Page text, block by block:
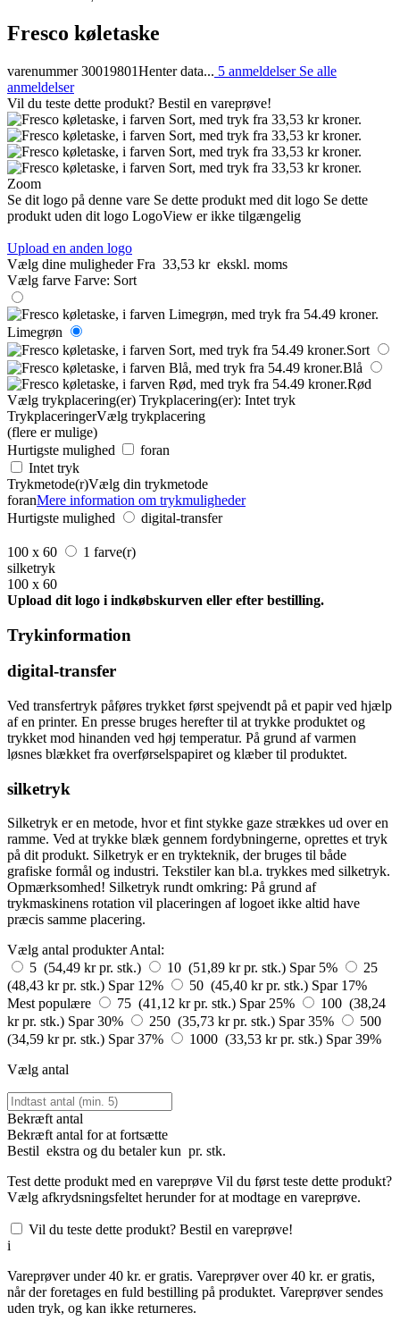
Fresco køletaske
varenummer 30019801Henter data... 5 anmeldelser Se alle
anmeldelser
Vil du teste dette produkt? Bestil en vareprøve!
Zoom
Se dit logo på denne vare Se dette produkt med dit logo Se dette
produkt uden dit logo LogoView er ikke tilgængelig
Upload en anden logo
Vælg dine muligheder Fra 33,53 kr ekskl. moms
Vælg farve Farve: Sort
Limegrøn
Sort
Blå
Rød
Vælg trykplacering(er) Trykplacering(er): Intet tryk
TrykplaceringerVælg trykplacering
(flere er mulige)
Hurtigste mulighed
foran
Intet tryk
Trykmetode(r)Vælg din trykmetode
foranMere information om trykmuligheder
Hurtigste mulighed
digital-transfer
100 x 60
1 farve(r)
silketryk
100 x 60
Upload dit logo i indkøbskurven eller efter bestilling.
Trykinformation
digital-transfer
Ved transfertryk påføres trykket først spejvendt på et papir ved hjælp
af en printer. En presse bruges herefter til at trykke produktet og
trykket mod hinanden ved høj temperatur. På grund af varmen
løsnes blækket fra overførselspapiret og klæber til produktet.
silketryk
Silketryk er en metode, hvor et fint stykke gaze strækkes ud over en
ramme. Ved at trykke blæk gennem fordybningerne, oprettes et tryk
på dit produkt. Silketryk er en trykteknik, der bruges til både
grafiske formål og industri. Tekstiler kan bl.a. trykkes med silketryk.
Opmærksomhed! Silketryk rundt omkring: På grund af
trykmaskinens rotation vil placeringen af logoet ikke altid have
præcis samme placering.
Vælg antal produkterAntal:
5 (54,49 kr pr. stk.)
10 (51,89 kr pr. stk.) Spar 5%
25
(48,43 kr pr. stk.) Spar 12% 50 (45,40 kr pr. stk.) Spar 17%
Mest populære
75 (41,12 kr pr. stk.) Spar 25%
100 (38,24
kr pr. stk.) Spar 30% 250 (35,73 kr pr. stk.) Spar 35%
500
(34,59 kr pr. stk.) Spar 37% 1000 (33,53 kr pr. stk.) Spar 39%
Vælg antal
Bekræft antal
Bekræft antal for at fortsætte
Bestil ekstra og du betaler kun pr. stk.
Test dette produkt med en vareprøve Vil du først teste dette produkt?
Vælg afkrydsningsfeltet herunder for at modtage en vareprøve.
Vil du teste dette produkt? Bestil en vareprøve!
i
Vareprøver under 40 kr. er gratis. Vareprøver over 40 kr. er gratis,
når der foretages en fuld bestilling på produktet. Vareprøver sendes
uden tryk, og kan ikke returneres.